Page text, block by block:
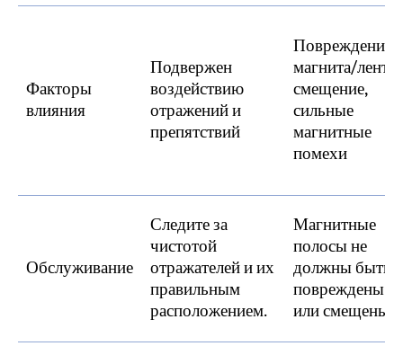
Факторы
влияния
Подвержен
воздействию
отражений и
препятствий
Повреждение
магнита/
смещение,
сильные
магнитные
помехи
Обслуживание
Следите за
чистотой
отражателей и их
правильным
расположением.
Магнитные
полосы не
должны быть
повреждены
или смещены.